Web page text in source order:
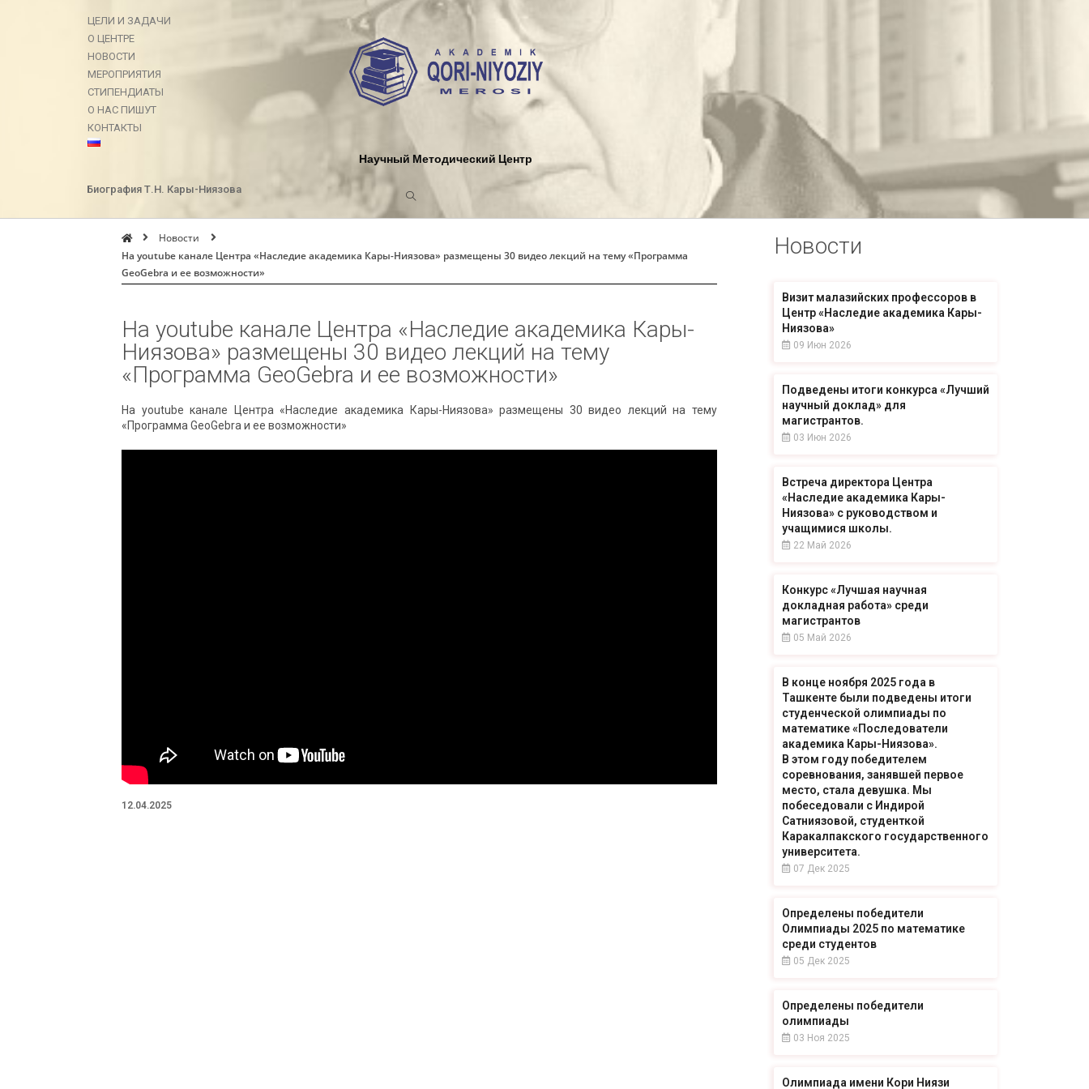
ЦЕЛИ И ЗАДАЧИ
О ЦЕНТРЕ
НОВОСТИ
МЕРОПРИЯТИЯ
СТИПЕНДИАТЫ
О НАС ПИШУТ
КОНТАКТЫ
Научный Методический Центр
Биография Т.Н. Кары-Ниязова
Новости
На youtube канале Центра «Наследие академика Кары-Ниязова» размещены 30 видео лекций на тему «Программа
GeoGebra и ее возможности»
На youtube канале Центра «Наследие академика Кары-
Ниязова» размещены 30 видео лекций на тему
«Программа GeoGebra и ее возможности»
На youtube канале Центра «Наследие академика Кары-Ниязова» размещены 30 видео лекций на тему
«Программа GeoGebra и ее возможности»
12.04.2025
Новости
Визит малазийских профессоров в
Центр «Наследие академика Кары-
Ниязова»
09 Июн 2026
Подведены итоги конкурса «Лучший
научный доклад» для
магистрантов.
03 Июн 2026
Встреча директора Центра
«Наследие академика Кары-
Ниязова» с руководством и
учащимися школы.
22 Май 2026
Конкурс «Лучшая научная
докладная работа» среди
магистрантов
05 Май 2026
В конце ноября 2025 года в
Ташкенте были подведены итоги
студенческой олимпиады по
математике «Последователи
академика Кары-Ниязова».
В этом году победителем
соревнования, занявшей первое
место, стала девушка. Мы
побеседовали с Индирой
Сатниязовой, студенткой
Каракалпакского государственного
университета.
07 Дек 2025
Определены победители
Олимпиады 2025 по математике
среди студентов
05 Дек 2025
Определены победители
олимпиады
03 Ноя 2025
Олимпиада имени Кори Ниязи